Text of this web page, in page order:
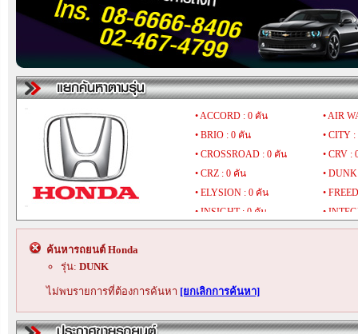
• ACCORD : 0 คัน
• AIR
• BRIO : 0 คัน
• CITY
• CROSSROAD : 0 คัน
• CRV :
• CRZ : 0 คัน
•
• ELYSION : 0 คัน
•
• INSIGHT : 0 คัน
•
• LEGEND : 0 คัน
•
• STREAM : 0 คัน
ค้นหารถยนต์ Honda
รุ่น: DUNK
ไม่พบรายการที่ต้องการค้นหา [ยกเลิกการค้นหา]